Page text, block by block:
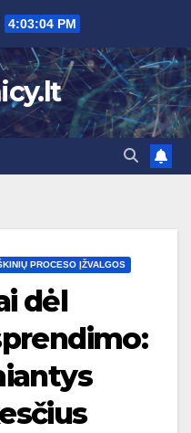
4:03:05 PM
PROCESO ĮŽVALGOS
dėl